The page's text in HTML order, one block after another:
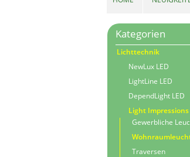
Kategorien
Lichttechnik
NewLux LED
LightLine LED
DependLight LED
Light Impressions
Gewerbliche
Traversen